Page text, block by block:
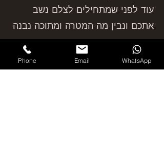
עוד לפני שמתחילים לצלם נשב
אתכם ונבין מה המטרה ומתוכה נבנה
תסריט מתאים וניצור עבורכם סרטון
ייחודי. הניסיון העשיר שלנו בתחום,
כמו גם ההקפדה חסרת הפשרות על
Phone Email WhatsApp